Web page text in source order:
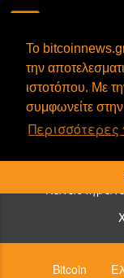
To
την
ιστοτόπου. Με
συμφωνείτε
Επιχειρήσεις
Bitcoin